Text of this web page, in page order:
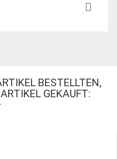
BESTELLTEN,
GEKAUFT: